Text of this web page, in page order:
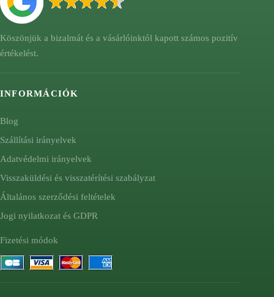
Köszönjük a bizalmát és a vásárlóinktól kapott számos pozitív
értékelést.
INFORMÁCIÓK
Blog
Szállítási irányelvek
Adatvédelmi irányelvek
Visszaküldési és visszatérítési szabályzat
Általános szerződési feltételek
Jogi nyilatkozat és GDPR
Fizetési módok